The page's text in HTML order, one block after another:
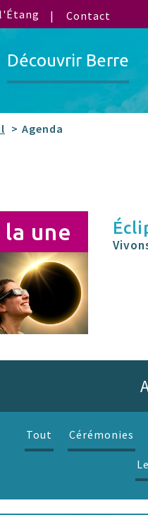
Contact
Découvrir Berre
Agenda
la une
Tout Cérémonies